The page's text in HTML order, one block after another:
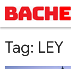
Tag: LEY